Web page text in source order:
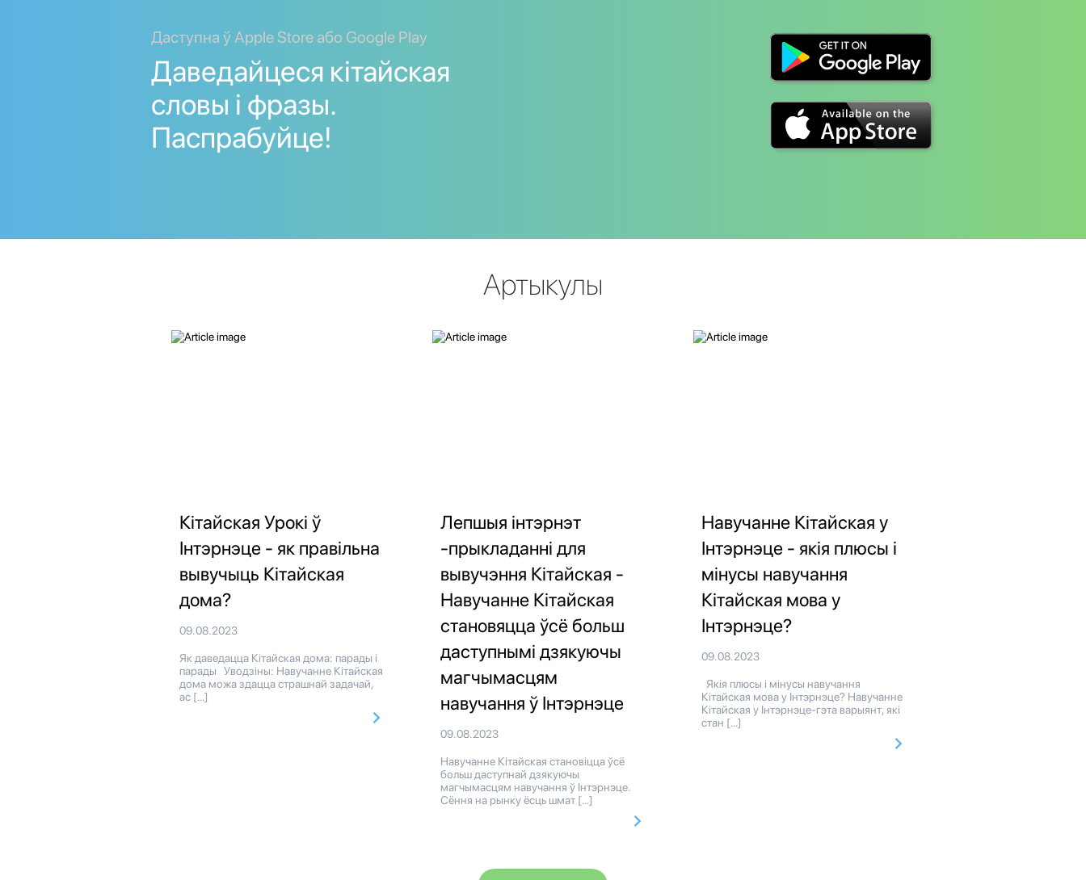
Даступна ў Apple Store або Google Play
Даведайцеся кітайская
словы і фразы.
Паспрабуйце!
Артыкулы
Кітайская Урокі ў
Інтэрнэце - як правільна
вывучыць Кітайская
дома?
09.08.2023
Як даведацца Кітайская дома: парады і
парады Уводзіны: Навучанне Кітайская
дома можа здацца страшнай задачай,
ас […]
Лепшыя інтэрнэт
-прыкладанні для
вывучэння Кітайская -
Навучанне Кітайская
становяцца ўсё больш
даступнымі дзякуючы
магчымасцям
навучання ў Інтэрнэце
09.08.2023
Навучанне Кітайская становіцца ўсё
больш даступнай дзякуючы
магчымасцям навучання ў Інтэрнэце.
Сёння на рынку ёсць шмат […]
Навучанне Кітайская у
Інтэрнэце - якія плюсы і
мінусы навучання
Кітайская мова у
Інтэрнэце?
09.08.2023
Якія плюсы і мінусы навучання
Кітайская мова у Інтэрнэце? Навучанне
Кітайская у Інтэрнэце-гэта варыянт, які
стан […]